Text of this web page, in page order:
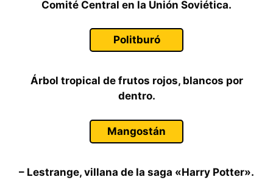
Comité Central en la Unión Soviética.
Politburó
Árbol tropical de frutos rojos, blancos por
dentro.
Mangostán
– Lestrange, villana de la saga «Harry Potter».